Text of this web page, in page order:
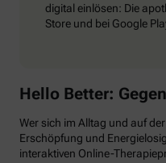
digital einlösen: Die
Store und bei Google
Hello Better:
Wer sich im Alltag und auf
Erschöpfung und
interaktiven Online-